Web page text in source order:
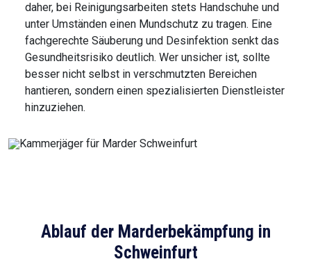
daher, bei Reinigungsarbeiten stets Handschuhe und
unter Umständen einen Mundschutz zu tragen. Eine
fachgerechte Säuberung und Desinfektion senkt das
Gesundheitsrisiko deutlich. Wer unsicher ist, sollte
besser nicht selbst in verschmutzten Bereichen
hantieren, sondern einen spezialisierten Dienstleister
hinzuziehen.
Ablauf der Marderbekämpfung in
Schweinfurt